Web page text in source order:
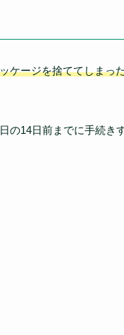
ケージを捨ててしまっ
の14日前までに手続き